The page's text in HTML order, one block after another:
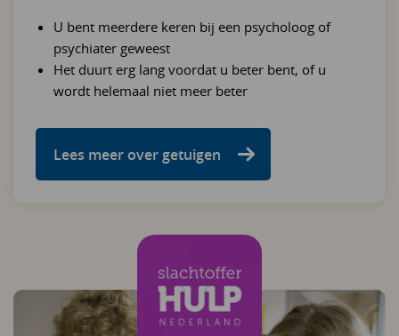
U bent meerdere keren bij een psycholoog of
psychiater geweest
Het duurt erg lang voordat u beter bent, of u
wordt helemaal niet meer beter
Lees meer over getuigen